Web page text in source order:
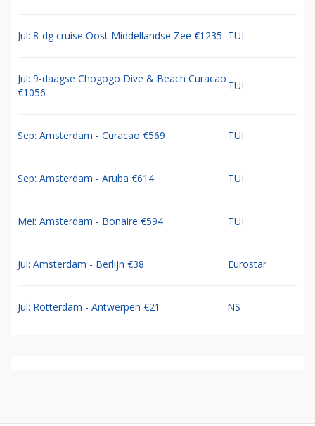
Jul: 8-dg cruise Oost Middellandse Zee €1235 TUI
Jul: 9-daagse Chogogo Dive & Beach Curacao
€1056
TUI
Sep: Amsterdam - Curacao €569 TUI
Sep: Amsterdam - Aruba €614 TUI
Mei: Amsterdam - Bonaire €594 TUI
Jul: Amsterdam - Berlijn €38 Eurostar
Jul: Rotterdam - Antwerpen €21 NS